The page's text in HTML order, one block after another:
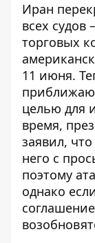
Иран
всех судов
торговых
11 июня.
целью для
время,
заявил,
него с
поэтому
однако